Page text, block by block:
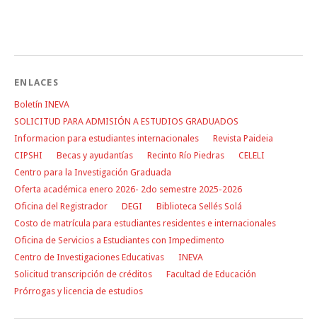
ENLACES
Boletín INEVA
SOLICITUD PARA ADMISIÓN A ESTUDIOS GRADUADOS
Informacion para estudiantes internacionales
Revista Paideia
CIPSHI
Becas y ayudantías Recinto Río Piedras
CELELI
Centro para la Investigación Graduada
Oferta académica enero 2026- 2do semestre 2025-2026
Oficina del Registrador
DEGI
Biblioteca Sellés Solá
Costo de matrícula para estudiantes residentes e internacionales
Oficina de Servicios a Estudiantes con Impedimento
Centro de Investigaciones Educativas
INEVA
Solicitud transcripción de créditos
Facultad de Educación
Prórrogas y licencia de estudios